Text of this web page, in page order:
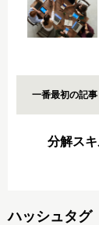
一番最初の記事
分解ス
ハッシュタグ